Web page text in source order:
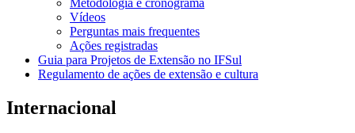
Vídeos
Perguntas mais frequentes
Ações registradas
Guia para Projetos de Extensão no IFSul
Regulamento de ações de extensão e cultura
Internacional